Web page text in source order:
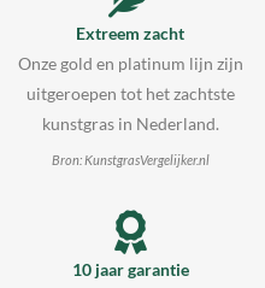
Extreem zacht
Onze gold en platinum lijn zijn
uitgeroepen tot het zachtste
kunstgras in Nederland.
Bron: KunstgrasVergelijker.nl
10 jaar garantie